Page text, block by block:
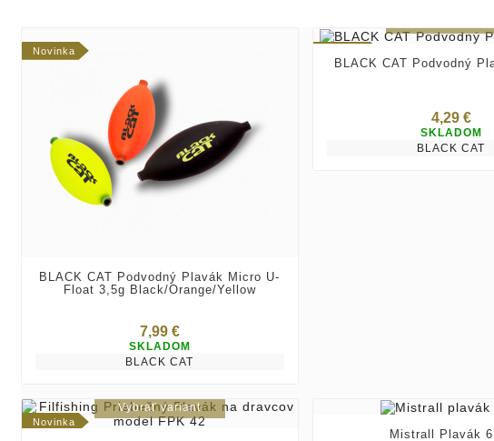
Novinka
BLACK CAT Podvodný Plavák Micro U-
Float 3,5g Black/orange/yellow
7,99 €
SKLADOM
BLACK CAT
BLACK CAT Podvodný
4,29 €
SKLADOM
BLACK CAT
Novinka
Vybrať variant
Mistrall Plavák